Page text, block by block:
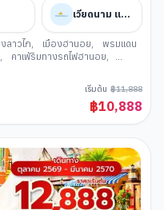
เวียดนาม แอร์ไลน์
ลาวไก, เมืองฮานอย,
พรมแดน
, คาเฟ่ริมทางรถไฟฮานอย,
เริ่มต้น ฿11,888
฿10,888